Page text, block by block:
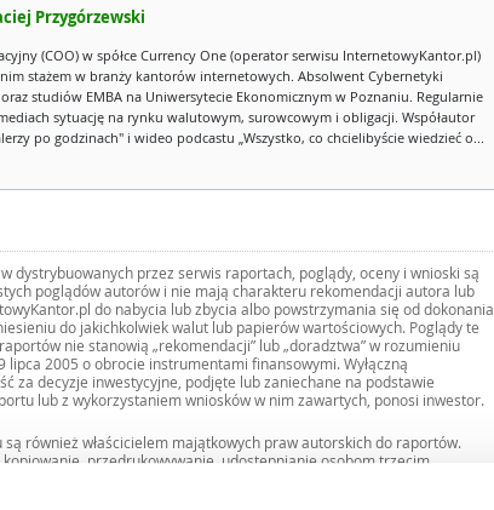
Przygórzewski
(COO) w spółce Currency One (operator serwisu InternetowyKantor.pl)
stażem w branży kantorów internetowych. Absolwent Cybernetyki
studiów EMBA na Uniwersytecie Ekonomicznym w Poznaniu. Regularnie
sytuację na rynku walutowym, surowcowym i obligacji. Współautor
po godzinach" i wideo podcastu „Wszystko, co chcielibyście wiedzieć o...
dystrybuowanych przez serwis raportach, poglądy, oceny i wnioski są
poglądów autorów i nie mają charakteru rekomendacji autora lub
do nabycia lub zbycia albo powstrzymania się od dokonania
do jakichkolwiek walut lub papierów wartościowych. Poglądy te
nie stanowią „rekomendacji” lub „doradztwa” w rozumieniu
lipca 2005 o obrocie instrumentami finansowymi. Wyłączną
za decyzje inwestycyjne, podjęte lub zaniechane na podstawie
lub z wykorzystaniem wniosków w nim zawartych, ponosi inwestor.
są również właścicielem majątkowych praw autorskich do raportów.
przedrukowywanie, udostępnianie osobom trzecim